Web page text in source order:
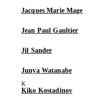
Jacques Marie Mage
Jean Paul Gaultier
Jil Sander
Junya Watanabe
Kiko Kostadinov